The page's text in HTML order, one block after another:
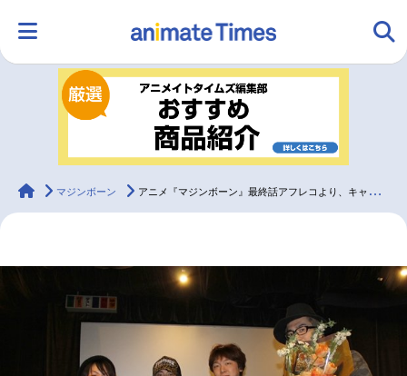
ランキング アニメ
ラジオ みんなの声
配信・Vtuber 無料マンガ
最新記事一覧
animateTimes
マジンボーン アニメ『マジンボーン』最終話アフレコより、キャストコメント到着！